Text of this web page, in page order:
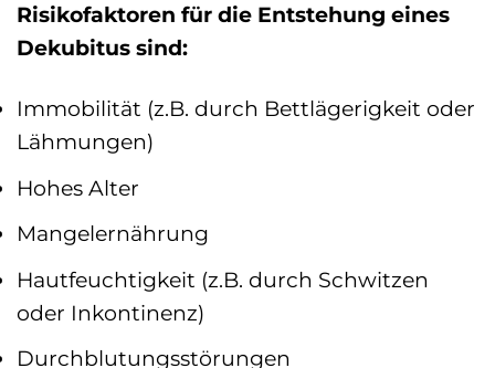
Risikofaktoren für die Entstehung eines
Dekubitus sind:
Immobilität (z.B. durch Bettlägerigkeit oder
Lähmungen)
Hohes Alter
Mangelernährung
Hautfeuchtigkeit (z.B. durch Schwitzen
oder Inkontinenz)
Durchblutungsstörungen